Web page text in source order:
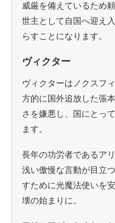
威厳を備えているため
世主として自国へ迎え
らすことになります。
ヴィクター
ヴィクターはノクスフ
方的に国外追放した張
さを嫌悪し、国にとっ
ます。
長年の功労者であるア
浅い傲慢な言動が目立
すために光魔法使いを
壊の始まりに。